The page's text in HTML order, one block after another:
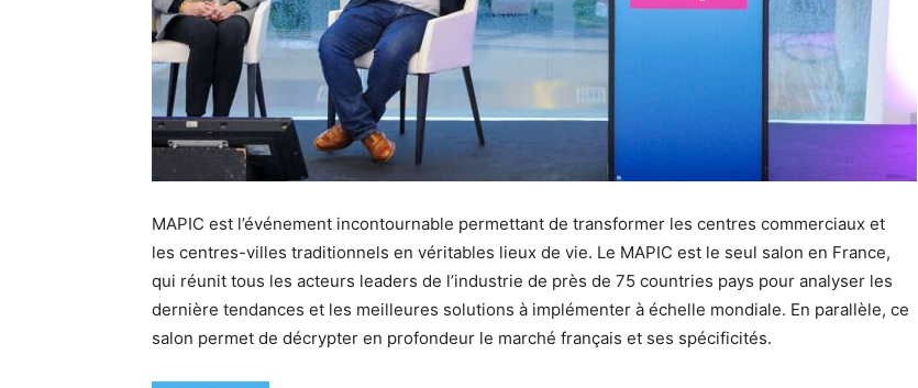
MAPIC est l’événement incontournable permettant de transformer les centres commerciaux et
les centres-villes traditionnels en véritables lieux de vie. Le MAPIC est le seul salon en France,
qui réunit tous les acteurs leaders de l’industrie de près de 75 countries pays pour analyser les
dernière tendances et les meilleures solutions à implémenter à échelle mondiale. En parallèle, ce
salon permet de décrypter en profondeur le marché français et ses spécificités.